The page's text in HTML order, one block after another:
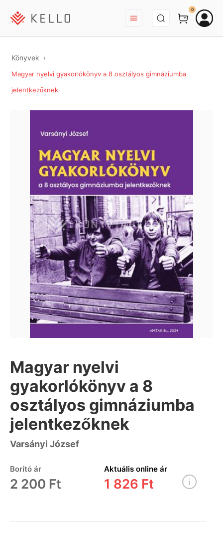
BEJELENTKEZÉS
0
Könyvek
Magyar nyelvi gyakorlókönyv a 8 osztályos gimnáziumba
jelentkezőknek
Magyar nyelvi
gyakorlókönyv a 8
osztályos gimnáziumba
jelentkezőknek
Varsányi József
Borító ár
2 200 Ft
Aktuális online ár
1 826 Ft